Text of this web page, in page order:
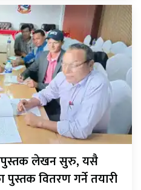
लेखन सुरु, यसै
पुस्तक वितरण गर्ने तयारी